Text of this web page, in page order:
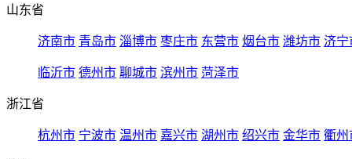
山东省
济南市 青岛市 淄博市 枣庄市 东营市 烟台市 潍坊市 济宁
临沂市 德州市 聊城市 滨州市 菏泽市
浙江省
杭州市 宁波市 温州市 嘉兴市 湖州市 绍兴市 金华市 衢州